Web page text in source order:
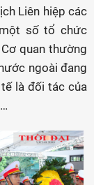
Liên hiệp các
số tổ chức
quan thường
ngoài đang
là đối tác của